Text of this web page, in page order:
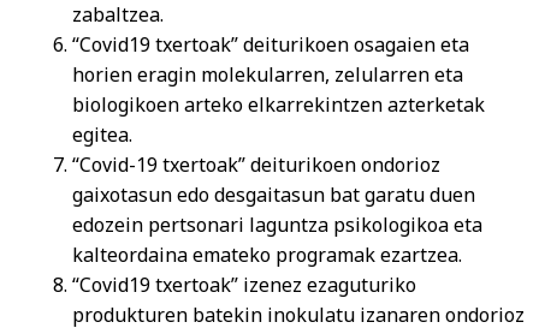
zabaltzea.
“Covid19 txertoak” deiturikoen osagaien eta
horien eragin molekularren, zelularren eta
biologikoen arteko elkarrekintzen azterketak
egitea.
“Covid-19 txertoak” deiturikoen ondorioz
gaixotasun edo desgaitasun bat garatu duen
edozein pertsonari laguntza psikologikoa eta
kalteordaina emateko programak ezartzea.
“Covid19 txertoak” izenez ezaguturiko
produkturen batekin inokulatu izanaren ondorioz